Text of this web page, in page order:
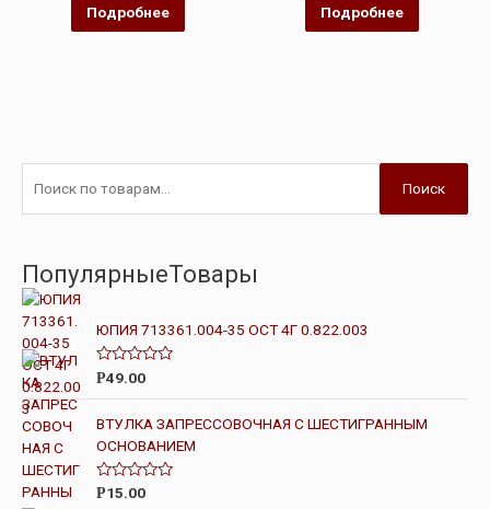
Подробнее Подробнее
Поиск
ПопулярныеТовары
ЮПИЯ 713361.004-35 ОСТ 4Г 0.822.003
О
е
н
к
а
0
и
з
5
Р49.00
ВТУЛКА ЗАПРЕССОВОЧНАЯ С ШЕСТИГРАННЫМ
ОСНОВАНИЕМ
О
Р15.00